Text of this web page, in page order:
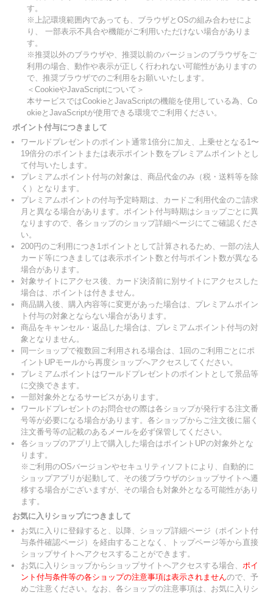
す。
※上記環境範囲内であっても、ブラウザとOSの組み合わせによ
り、 一部表示不具合や機能がご利用いただけない場合がありま
す。
※推奨以外のブラウザや、推奨以前のバージョンのブラウザをご
利用の場合、動作や表示が正しく行われない可能性がありますの
で、推奨ブラウザでのご利用をお願いいたします。
＜CookieやJavaScriptについて＞
本サービスではCookieとJavaScriptの機能を使用している為、Co
okieとJavaScriptが使用できる環境でご利用ください。
ポイント付与につきまして
ワールドプレゼントのポイント通常1倍分に加え、上乗せとなる1〜
19倍分のポイントまたは表示ポイント数をプレミアムポイントとし
て付与いたします。
プレミアムポイント付与の対象は、商品代金のみ（税・送料等を除
く）となります。
プレミアムポイントの付与予定時期は、カードご利用代金のご請求
月と異なる場合があります。ポイント付与時期はショップごとに異
なりますので、各ショップのショップ詳細ページにてご確認くださ
い。
200円のご利用につき1ポイントとして計算されるため、一部の法人
カード等につきましては表示ポイント数と付与ポイント数が異なる
場合があります。
対象サイトにアクセス後、カード決済前に別サイトにアクセスした
場合は、ポイントは付きません。
商品購入後、購入内容等に変更があった場合は、プレミアムポイン
ト付与の対象とならない場合があります。
商品をキャンセル・返品した場合は、プレミアムポイント付与の対
象となりません。
同一ショップで複数回ご利用される場合は、1回のご利用ごとにポ
イントUPモールから再度ショップへアクセスしてください。
プレミアムポイントはワールドプレゼントのポイントとして景品等
に交換できます。
一部対象外となるサービスがあります。
ワールドプレゼントのお問合せの際は各ショップが発行する注文番
号等が必要になる場合があります。各ショップからご注文後に届く
注文番号等の記載のあるメールを必ず保管してください。
各ショップのアプリ上で購入した場合はポイントUPの対象外とな
ります。
※ご利用のOSバージョンやセキュリティソフトにより、自動的に
ショップアプリが起動して、その後ブラウザのショップサイトへ遷
移する場合がございますが、その場合も対象外となる可能性があり
ます。
お気に入りショップにつきまして
お気に入りに登録すると、以降、ショップ詳細ページ（ポイント付
与条件確認ページ）を経由することなく、トップページ等から直接
ショップサイトへアクセスすることができます。
お気に入りショップからショップサイトへアクセスする場合、 ポイ
ント付与条件等の各ショップの注意事項は表示されませんので、予
めご注意ください。なお、各ショップの注意事項は、お気に入りシ